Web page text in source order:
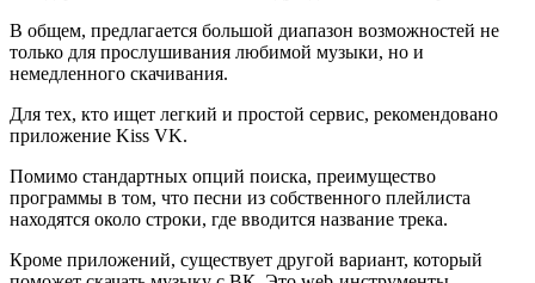
В общем, предлагается большой диапазон возможностей не
только для прослушивания любимой музыки, но и
немедленного скачивания.
Для тех, кто ищет легкий и простой сервис, рекомендовано
приложение Kiss VK.
Помимо стандартных опций поиска, преимущество
программы в том, что песни из собственного плейлиста
находятся около строки, где вводится название трека.
Кроме приложений, существует другой вариант, который